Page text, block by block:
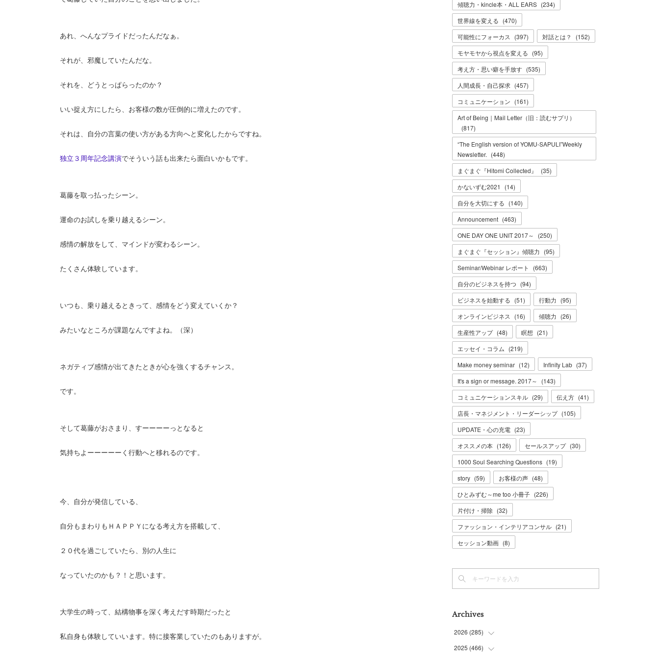
あれ、へんなプライドだったんだなぁ。
それが、邪魔していたんだな。
それを、どうとっぱらったのか？
いい捉え方にしたら、お客様の数が圧倒的に増えたのです。
それは、自分の言葉の使い方がある方向へと変化したからですね。
独立３周年記念講演でそういう話も出来たら面白いかもです。
葛藤を取っ払ったシーン。
運命のお試しを乗り越えるシーン。
感情の解放をして、マインドが変わるシーン。
たくさん体験しています。
いつも、乗り越えるときって、感情をどう変えていくか？
みたいなところが課題なんですよね。（深）
ネガティブ感情が出てきたときが心を強くするチャンス。
です。
そして葛藤がおさまり、すーーーーっとなると
気持ちよーーーーーく行動へと移れるのです。
今、自分が発信している、
自分もまわりもＨＡＰＰＹになる考え方を搭載して、
２０代を過ごしていたら、別の人生に
なっていたのかも？！と思います。
大学生の時って、結構物事を深く考えだす時期だったと
私自身も体験していいます。特に接客業していたのもありますが。
傾聴力・kincle本・ALL EARS (234)
世界線を変える (470)
可能性にフォーカス
(397) 対話とは？ (152)
モヤモヤから視点を変える (95)
考え方・思い癖を手放す (535)
人間成長・自己探求 (457)
コミュニケーション (161)
Art of Being｜Mail Letter（旧：読むサプリ）
(817)
“The English version of YOMU-SAPULI”Weekly
Newsletter. (448)
まぐまぐ『Hitomi Collected』
(35)
かないずむ2021
(14)
自分を大切にする (140)
Announcement (463)
ONE DAY ONE UNIT 2017～
(250)
まぐまぐ『セッション』傾聴力 (95)
Seminar/Webinar レポート
(663)
自分のビジネスを持つ (94)
ビジネスを始動する (51) 行動力 (95)
オンラインビジネス
(16) 傾聴力 (26)
生産性アップ (48) 瞑想 (21)
エッセイ・コラム (219)
Make money seminar (12) Infinity Lab (37)
It's a sign or message. 2017～
(143)
コミュニケーションスキル (29) 伝え方 (41)
店長・マネジメント・リーダーシップ (105)
UPDATE・心の充電 (23)
オススメの本 (126) セールスアップ (30)
1000 Soul Searching Questions (19)
story (59) お客様の声 (48)
ひとみずむ～me too 小冊子 (226)
片付け・掃除 (32)
ファッション・インテリアコンサル (21)
セッション動画 (8)
Archives
2026 (285)
(6)
2025 (466)